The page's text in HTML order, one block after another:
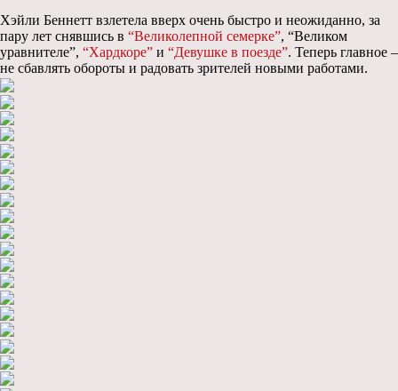
Хэйли Беннетт взлетела вверх очень быстро и неожиданно, за
пару лет снявшись в “Великолепной семерке”, “Великом
уравнителе”, “Хардкоре” и “Девушке в поезде”. Теперь главное –
не сбавлять обороты и радовать зрителей новыми работами.